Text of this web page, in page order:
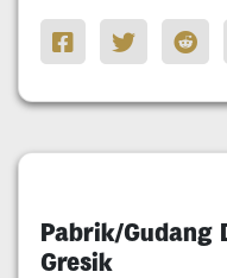
Pabrik/Gudang
Gresik